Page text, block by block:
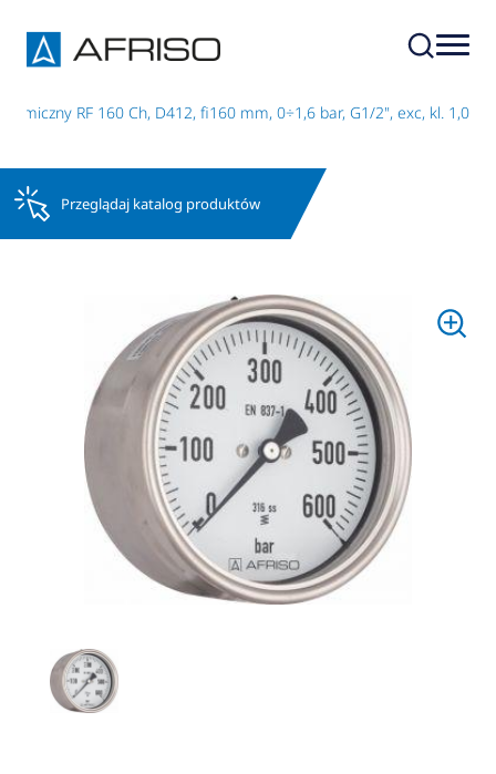
RF 160 Ch, D412, fi160 mm, 0÷1,6 bar, G1/2", exc, kl. 1,0
Przeglądaj katalog produktów